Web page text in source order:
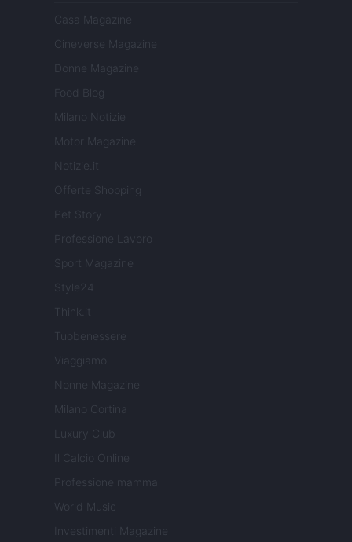
Casa Magazine
Cineverse Magazine
Donne Magazine
Food Blog
Milano Notizie
Motor Magazine
Notizie.it
Offerte Shopping
Pet Story
Professione Lavoro
Sport Magazine
Style24
Think.it
Tuobenessere
Viaggiamo
Nonne Magazine
Milano Cortina
Luxury Club
Il Calcio Online
Professione mamma
World Music
Investimenti Magazine